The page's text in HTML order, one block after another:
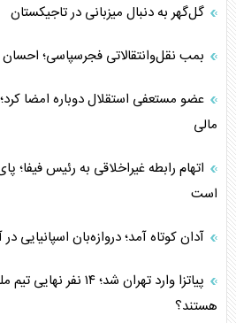
گل‌گهر به دنبال میزبانی در تاجیکستان
بمب نقل‌وانتقالاتی فجرسپاسی؛ احسان
عضو مستعفی استقلال دوباره امضا
مالی
اتهام رابطه غیراخلاقی به رئیس فیفا؛
است
آدان کوتاه آمد؛ دروازه‌بان اسپانیایی
پیاتزا وارد تهران شد؛
هستند؟